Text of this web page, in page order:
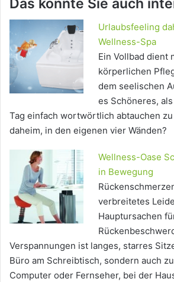
Das könnte Sie auch
Urlaubsfeeling
Wellness-Spa
Ein Vollbad dient
körperlichen
dem seelischen
es Schöneres,
Tag einfach wortwörtlich abtauchen
daheim, in den eigenen vier Wänden?
Wellness-Oase
in Bewegung
verbreitetes
Hauptursachen
Verspannungen ist langes, starres
Büro am Schreibtisch, sondern auch
Computer oder Fernseher, bei der